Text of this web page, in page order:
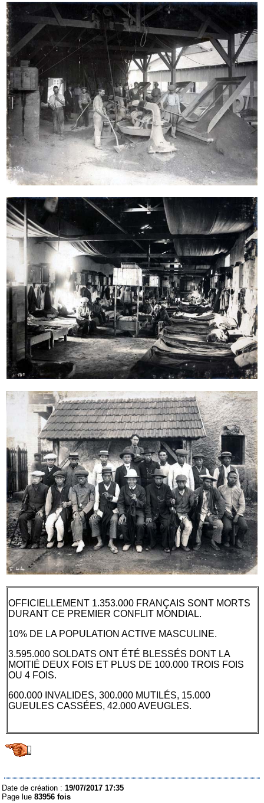
OFFICIELLEMENT 1.353.000 FRANÇAIS SONT MORTS
DURANT CE PREMIER CONFLIT MONDIAL.
10% DE LA POPULATION ACTIVE MASCULINE.
3.595.000 SOLDATS ONT ÉTÉ BLESSÉS DONT LA
MOITIÉ DEUX FOIS ET PLUS DE 100.000 TROIS FOIS
OU 4 FOIS.
600.000 INVALIDES, 300.000 MUTILÉS, 15.000
GUEULES CASSÉES, 42.000 AVEUGLES.
Date de création :19/07/2017 17:35
Page lue83956 fois